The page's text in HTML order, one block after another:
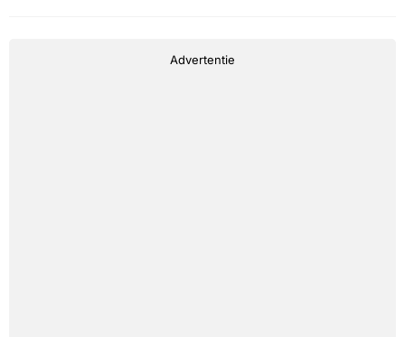
Advertentie